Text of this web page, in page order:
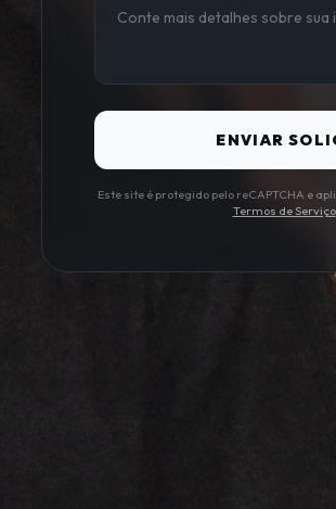
ENVIAR
Este site é protegido pelo reCAPTCHA e
Termos de Serviço